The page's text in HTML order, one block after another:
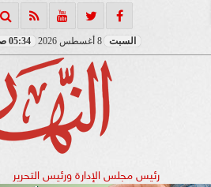
السبت 8 أغسطس 2026 05:34 صـ
رئيس مجلس الإدارة ورئيس التحرير